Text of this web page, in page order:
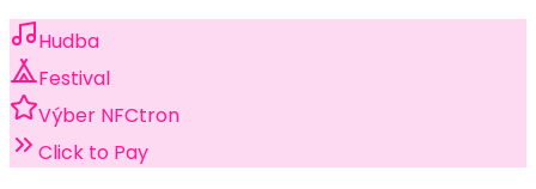
Hudba
Festival
Výber NFCtron
Click to Pay